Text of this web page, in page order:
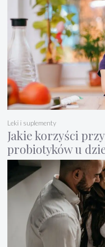
Jakie korzyści
probiotyków u
Leki i suplementy